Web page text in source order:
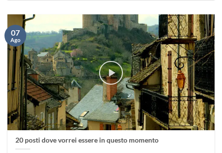
20 posti dove vorrei essere in questo momento
07
Ago